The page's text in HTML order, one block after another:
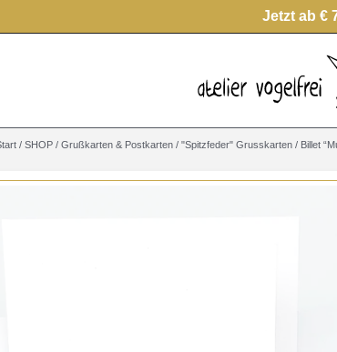
Jetzt ab €
/ SHOP/ Grußkarten & Postkarten/ "Spitzfeder" Grusskarten/ Billet